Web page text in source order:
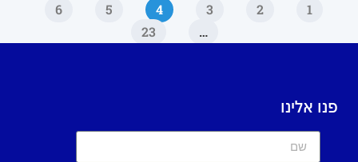
1
2
3
4
5
6
…
23
פנו אלינו